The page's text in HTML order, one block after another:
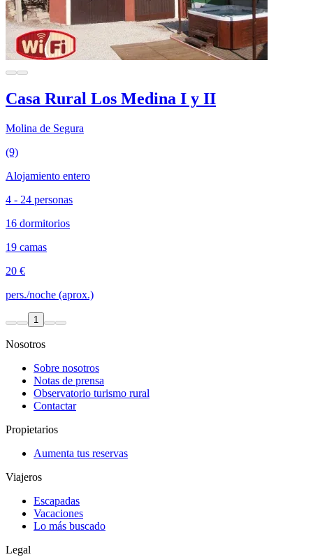
Casa Rural Los Medina I y II
Molina de Segura
(9)
Alojamiento entero
4 - 24 personas
16 dormitorios
19 camas
20 €
pers./noche (aprox.)
1
Nosotros
Sobre nosotros
Notas de prensa
Observatorio turismo rural
Contactar
Propietarios
Aumenta tus reservas
Viajeros
Escapadas
Vacaciones
Lo más buscado
Legal